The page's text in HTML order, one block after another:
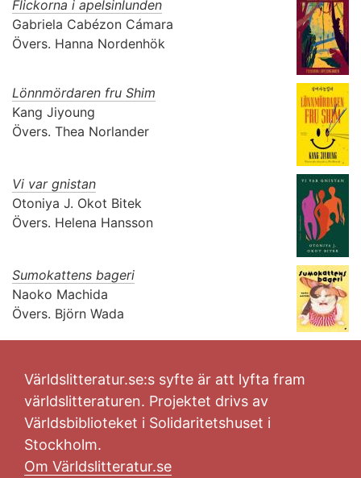
Flickorna i apelsinlunden
Gabriela Cabézon Cámara
Övers. Hanna Nordenhök
Lönnmördaren fru Shim
Kang Jiyoung
Övers. Thea Norlander
Vi var gnistan
Otoniya J. Okot Bitek
Övers. Helena Hansson
Sumokattens bageri
Naoko Machida
Övers. Björn Wada
Världslitteratur.se:s syfte är att lyfta fram
världslitteraturen. Projektet drivs av
Världsbiblioteket i Solidaritetshuset i
Stockholm.
Om Världslitteratur.se